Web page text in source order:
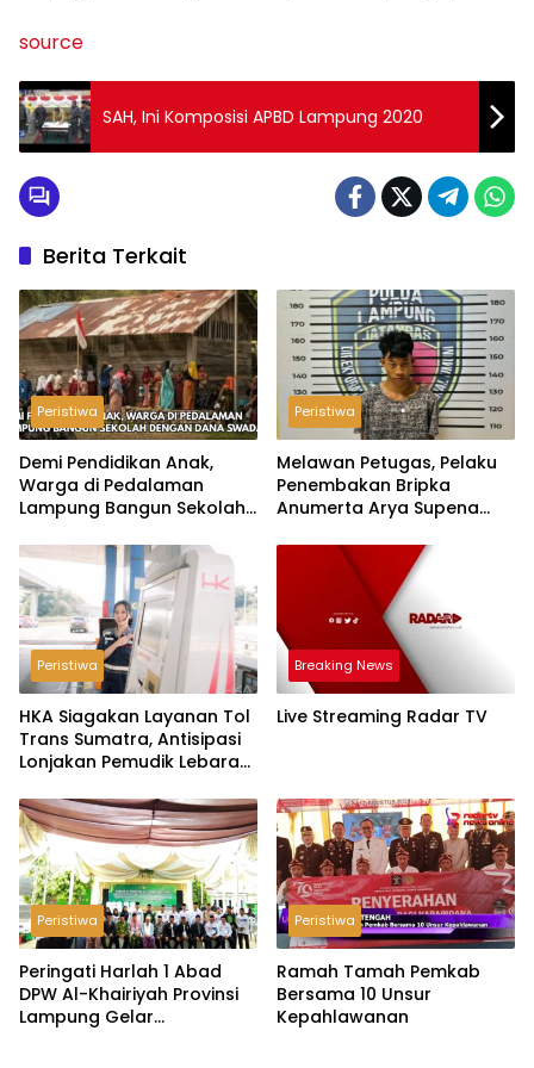
source
SAH, Ini Komposisi APBD Lampung 2020
Berita Terkait
Peristiwa
Demi Pendidikan Anak,
Warga di Pedalaman
Lampung Bangun Sekolah
Peristiwa
Melawan Petugas, Pelaku
Penembakan Bripka
Anumerta Arya Supena
Hantu
Peristiwa
HKA Siagakan Layanan Tol
Trans Sumatra, Antisipasi
Lonjakan Pemudik Lebaran
Breaking News
Live Streaming Radar TV
Peristiwa
Peringati Harlah 1 Abad
DPW Al-Khairiyah Provinsi
Lampung Gelar
Peristiwa
Ramah Tamah Pemkab
Bersama 10 Unsur
Kepahlawanan